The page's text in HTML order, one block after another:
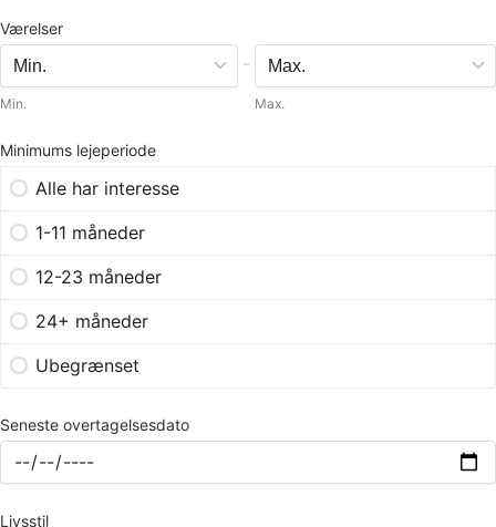
Værelser
Min.
-
Max.
Minimums lejeperiode
Alle har interesse
1-11 måneder
12-23 måneder
24+ måneder
Ubegrænset
Seneste overtagelsesdato
Livsstil